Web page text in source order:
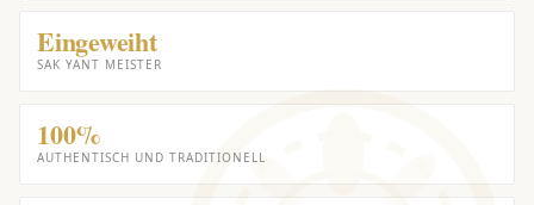
Eingeweiht
SAK YANT MEISTER
100%
AUTHENTISCH UND TRADITIONELL